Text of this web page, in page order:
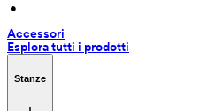
•
Accessori
Esplora tutti i prodotti
Stanze